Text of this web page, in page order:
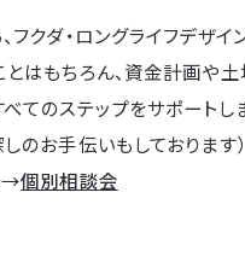
フクダ・ロングライフデザイ
はもちろん、資金計画や土
てのステップをサポートし
のお手伝いもしております）
→個別相談会